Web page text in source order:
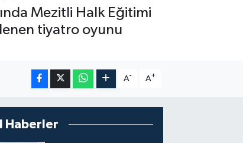
Mezitli Halk Eğitimi
tiyatro oyunu
A- A+
Haberler